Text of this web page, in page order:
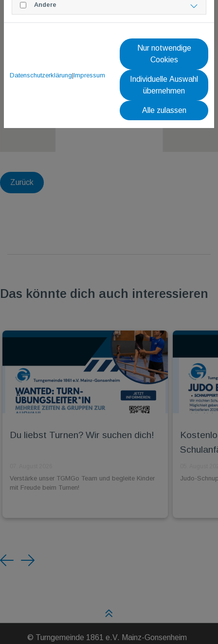
Zurück
Das könnte dich auch interessieren
Du liebst Turnen? Wir suchen dich!
Verstärke unser TGMGo Team und begleite Kinder
mit Freude beim Turnen!
Judo-
Previous
Next
© Turngemeinde 1861 e.V. Mainz-Gonsenheim
Andere
Datenschutzerklärung|Impressum
Nur notwendige
Cookies
Individuelle Auswahl
übernehmen
Alle zulassen